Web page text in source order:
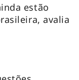
estão
avalia